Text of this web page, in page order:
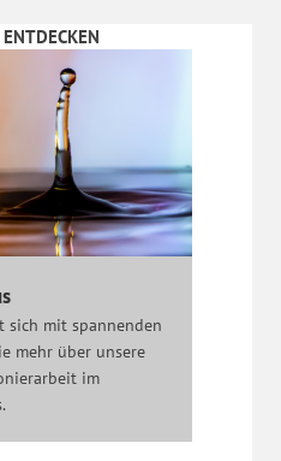
sich mit spannenden
mehr über unsere
im